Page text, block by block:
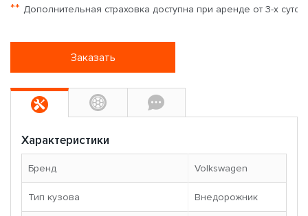
** Дополнительная страховка доступна при аренде от 3-х суток
Заказать
Характеристики
Бренд Volkswagen
Тип кузова Внедорожник